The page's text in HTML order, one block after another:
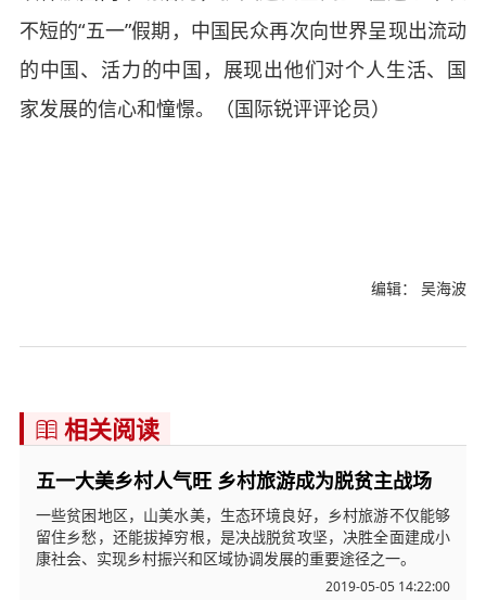
不短的“五一”假期，中国民众再次向世界呈现出流动
的中国、活力的中国，展现出他们对个人生活、国
家发展的信心和憧憬。（国际锐评评论员）
编辑： 吴海波
 相关阅读
五一大美乡村人气旺 乡村旅游成为脱贫主战场
一些贫困地区，山美水美，生态环境良好，乡村旅游不仅能够
留住乡愁，还能拔掉穷根，是决战脱贫攻坚，决胜全面建成小
康社会、实现乡村振兴和区域协调发展的重要途径之一。
2019-05-05 14:22:00